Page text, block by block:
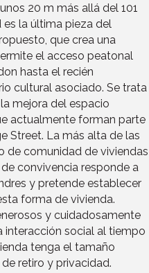
20 m más allá del 101
la última pieza del
que crea una
el acceso peatonal
hasta el recién
cultural asociado. Se trata
mejora del espacio
actualmente forman parte
Street. La más alta de las
de comunidad de viviendas
convivencia responde a
y pretende establecer
forma de vivienda.
y cuidadosamente
interacción social al tiempo
tenga el tamaño
retiro y privacidad.